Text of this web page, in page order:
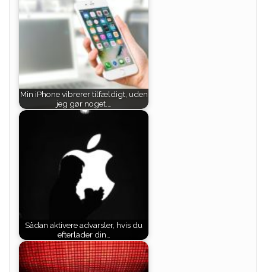
Min iPhone vibrerer tilfældigt, uden
jeg gør noget.…
Sådan aktivere advarsler, hvis du
efterlader din…